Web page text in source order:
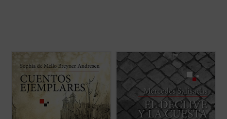
famosa poetisa Sophia de Mello Breyner
recibir el Prémio Camões, el más
importante galardón de la literatura en
lengua lusa-- que se publican por primera
(ver ficha)
Hito importante en la novelística de
Mercedes Salisachs,
El declive y la cuesta
es un relato directo y valiente en el que,
partiendo del episodio evangélico del buen
ladrón crucificado junto a Cristo, se narra
con gran hondura el ... (ver ficha)